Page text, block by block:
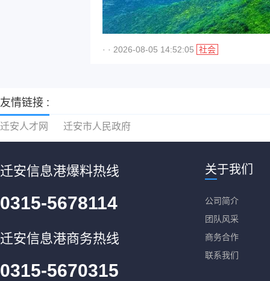
· · 2026-08-05 14:52:05 社会
友情链接 :
迁安人才网 迁安市人民政府
迁安信息港爆料热线
0315-5678114
迁安信息港商务热线
0315-5670315
关于我们
公司简介
团队风采
商务合作
联系我们